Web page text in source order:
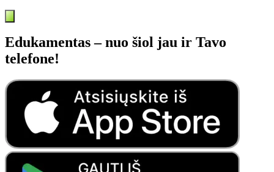
Edukamentas – nuo šiol jau ir Tavo
telefone!